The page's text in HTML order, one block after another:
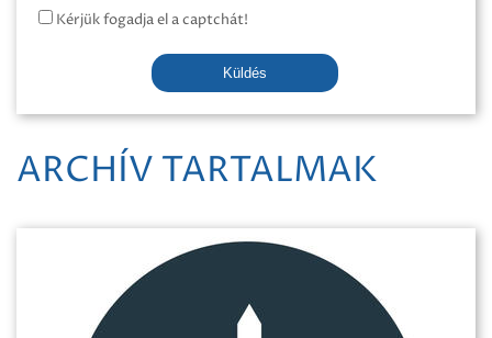
Kérjük fogadja el a captchát!
Küldés
ARCHÍV TARTALMAK